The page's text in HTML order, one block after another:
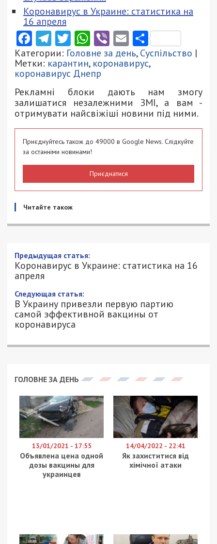
Коронавирус в Украине: статистика на
16 апреля
Facebook
Telegram
Twitter
WhatsApp
ViberEmail
Категории: Головне за день,Суспільство |
Метки: карантин, коронавирус,
коронавирус Днепр
Рекламні блоки дають нам змогу
залишатися незалежними ЗМІ, а вам -
отримувати найсвіжіші новини під ними.
Приєднуйтесь також до 49000 в Google News. Слідкуйте
за останніми новинами!
Приєднатися
Читайте також
Предыдущая статья:
Коронавирус в Украине: статистика на 16
апреля
Следующая статья:
В Украину привезли первую партию
самой эффективной вакцины от
коронавируса
ГОЛОВНЕ ЗА ДЕНЬ
13/01/2021 - 17:55
Объявлена цена одной
дозы вакцины для
украинцев
14/04/2022 - 22:41
Як захиститися від
хімічної атаки